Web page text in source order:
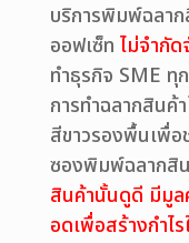
บริการพิมพ์ฉลา
ออฟเซ็ท ไม่จำกั
ทำธุรกิจ SME ทุ
การทำฉลากสินค้
สีขาวรองพื้นเพื่อ
ซองพิมพ์ฉลากสิ
สินค้านั้นดูดี มีมูล
อดเพื่อสร้างกำไ